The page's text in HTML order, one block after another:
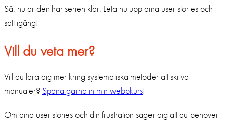
Så, nu är den här serien klar. Leta nu upp dina user stories och
sätt igång!
Vill du veta mer?
Vill du lära dig mer kring systematiska metoder att skriva
manualer? Spana gärna in min webbkurs!
Om dina user stories och din frustration säger dig att du behöver